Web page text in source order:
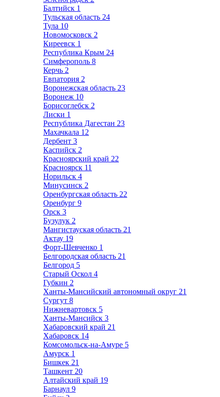
Балтийск 1
Тульская область 24
Тула 10
Новомосковск 2
Киреевск 1
Республика Крым 24
Симферополь 8
Керчь 2
Евпатория 2
Воронежская область 23
Воронеж 10
Борисоглебск 2
Лиски 1
Республика Дагестан 23
Махачкала 12
Дербент 3
Каспийск 2
Красноярский край 22
Красноярск 11
Норильск 4
Минусинск 2
Оренбургская область 22
Оренбург 9
Орск 3
Бузулук 2
Мангистауская область 21
Актау 19
Форт-Шевченко 1
Белгородская область 21
Белгород 5
Старый Оскол 4
Губкин 2
Ханты-Мансийский автономный округ 21
Сургут 8
Нижневартовск 5
Ханты-Мансийск 3
Хабаровский край 21
Хабаровск 14
Комсомольск-на-Амуре 5
Амурск 1
Бишкек 21
Ташкент 20
Алтайский край 19
Барнаул 9